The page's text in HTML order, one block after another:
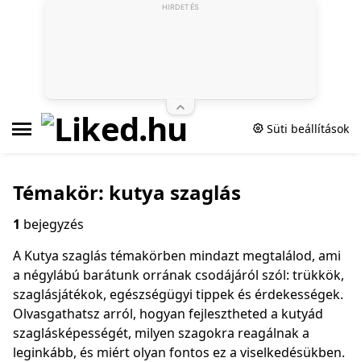
Süti beállítások
Témakör: kutya szaglás
1 bejegyzés
A Kutya szaglás témakörben mindazt megtalálod, ami
a négylábú barátunk orrának csodájáról szól: trükkök,
szaglásjátékok, egészségügyi tippek és érdekességek.
Olvasgathatsz arról, hogyan fejlesztheted a kutyád
szaglásképességét, milyen szagokra reagálnak a
leginkább, és miért olyan fontos ez a viselkedésükben.
HIRDETÉS